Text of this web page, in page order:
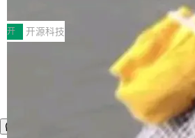
于自研UCL-Engine通信引擎，后续腾讯
持续开源更多基于UCL-Engine的高性能
件。 腾讯网平团队在UCL-MPComm中实
个独立于业务线程的全局通信引擎（
助力企业AI研发安全落地 当前，越来越多
经开始引入 AI Coding 工具，通过调用公
型或企业内部部署模型提升研发效率。但
Coding 从个人辅助工具逐步走向团队级
级应用，企业在规模化落地过程中，对安
可控性和代码质量提出了更高要求。 首先
安全与合规要求。对于大多数普通研发场
有云模型能够满足快速试用和效率提升的
前不久，工业和信息化部正式发布《2025
智能应用典型案例名单》，集中展示人工
各领域的应用成果，覆盖技术底座、行业
产品应用、支撑保障、专题等五大方向。
AI算力网关（AI创新平台）成功入选！ 随
各业的Agent走向规模化建设，算力构成
渐丰富，用户关注的重点也在发生变化：
让AI用起来，还要进一步看清混合算力时
开 开源科技